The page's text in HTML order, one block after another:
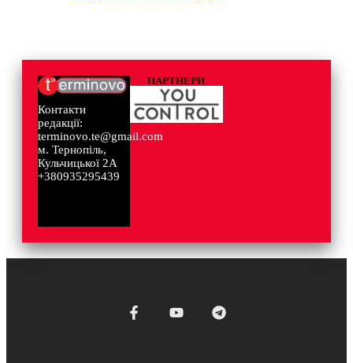
Контакти
редакції:
terminovo.te@gmail.com
м. Тернопіль,
Кульчицької 2А
+380935295439
ПАРТНЕРИ